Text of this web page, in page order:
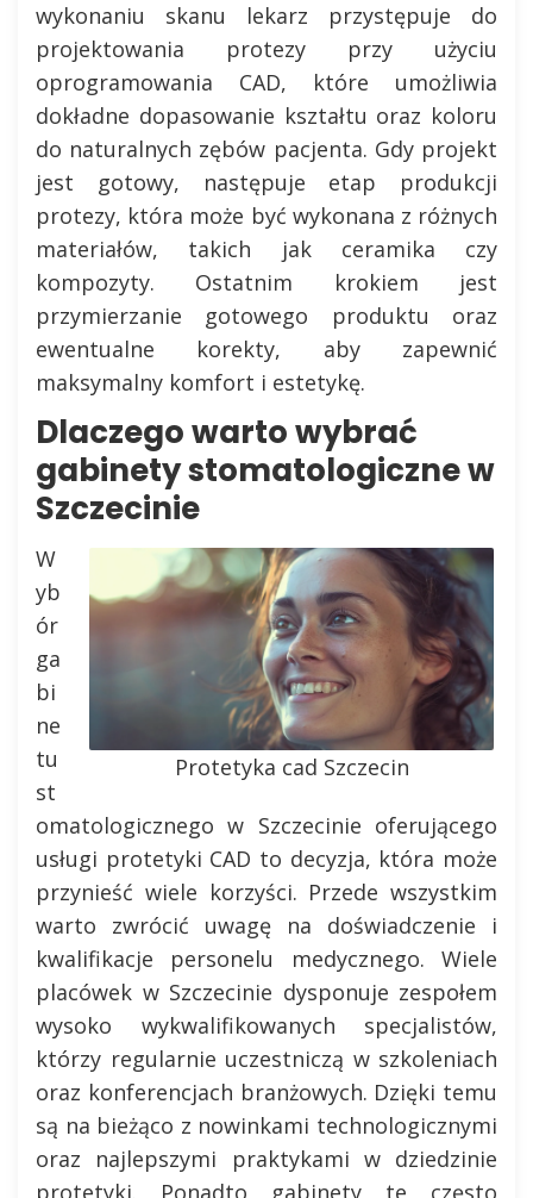
wykonaniu skanu lekarz przystępuje do
projektowania protezy przy użyciu
oprogramowania CAD, które umożliwia
dokładne dopasowanie kształtu oraz koloru
do naturalnych zębów pacjenta. Gdy projekt
jest gotowy, następuje etap produkcji
protezy, która może być wykonana z różnych
materiałów, takich jak ceramika czy
kompozyty. Ostatnim krokiem jest
przymierzanie gotowego produktu oraz
ewentualne korekty, aby zapewnić
maksymalny komfort i estetykę.
Dlaczego warto wybrać
gabinety stomatologiczne w
Szczecinie
Protetyka cad Szczecin
W
yb
ór
ga
bi
ne
tu
st
omatologicznego w Szczecinie oferującego
usługi protetyki CAD to decyzja, która może
przynieść wiele korzyści. Przede wszystkim
warto zwrócić uwagę na doświadczenie i
kwalifikacje personelu medycznego. Wiele
placówek w Szczecinie dysponuje zespołem
wysoko wykwalifikowanych specjalistów,
którzy regularnie uczestniczą w szkoleniach
oraz konferencjach branżowych. Dzięki temu
są na bieżąco z nowinkami technologicznymi
oraz najlepszymi praktykami w dziedzinie
protetyki. Ponadto gabinety te często